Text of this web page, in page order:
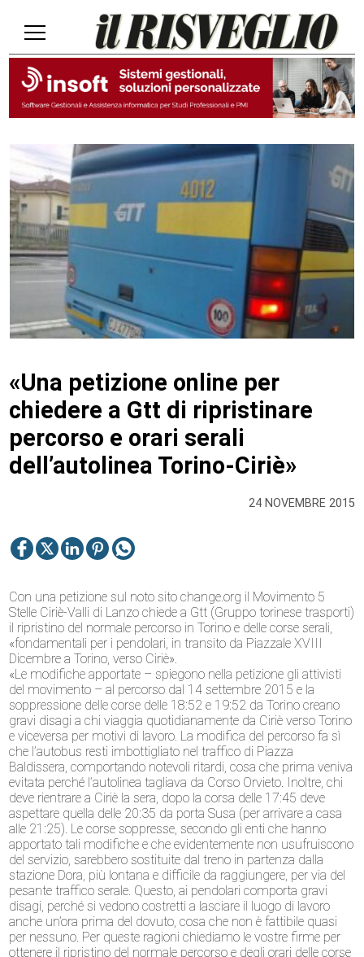
24 NOVEMBRE 2015
«Una petizione online per
chiedere a Gtt di ripristinare
percorso e orari serali
dell’autolinea Torino-Ciriè»
Con una petizione sul noto sito change.org il Movimento 5
Stelle Ciriè-Valli di Lanzo chiede a Gtt (Gruppo torinese trasporti)
il ripristino del normale percorso in Torino e delle corse serali,
«fondamentali per i pendolari, in transito da Piazzale XVIII
Dicembre a Torino, verso Ciriè».
«Le modifiche apportate – spiegono nella petizione gli attivisti
del movimento – al percorso dal 14 settembre 2015 e la
soppressione delle corse delle 18:52 e 19:52 da Torino creano
gravi disagi a chi viaggia quotidianamente da Ciriè verso Torino
e viceversa per motivi di lavoro. La modifica del percorso fa sì
che l’autobus resti imbottigliato nel traffico di Piazza
Baldissera, comportando notevoli ritardi, cosa che prima veniva
evitata perché l’autolinea tagliava da Corso Orvieto. Inoltre, chi
deve rientrare a Ciriè la sera, dopo la corsa delle 17:45 deve
aspettare quella delle 20:35 da porta Susa (per arrivare a casa
alle 21:25). Le corse soppresse, secondo gli enti che hanno
apportato tali modifiche e che evidentemente non usufruiscono
del servizio, sarebbero sostituite dal treno in partenza dalla
stazione Dora, più lontana e difficile da raggiungere, per via del
pesante traffico serale. Questo, ai pendolari comporta gravi
disagi, perché si vedono costretti a lasciare il luogo di lavoro
anche un’ora prima del dovuto, cosa che non è fattibile quasi
per nessuno. Per queste ragioni chiediamo le vostre firme per
ottenere il ripristino del normale percorso e degli orari delle corse